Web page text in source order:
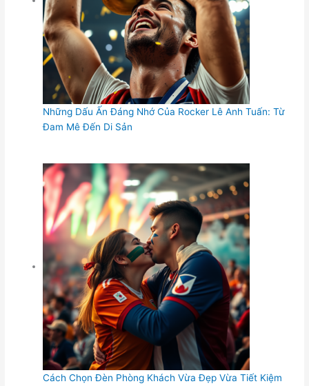
Những Dấu Ấn Đáng Nhớ Của Rocker Lê Anh Tuấn: Từ
Đam Mê Đến Di Sản
Cách Chọn Đèn Phòng Khách Vừa Đẹp Vừa Tiết Kiệm